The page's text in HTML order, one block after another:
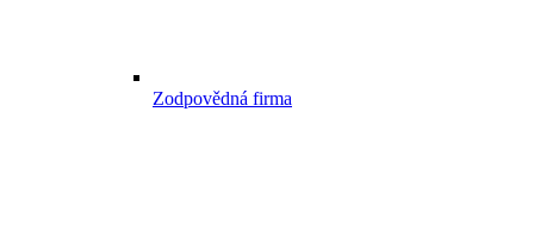
Zodpovědná firma